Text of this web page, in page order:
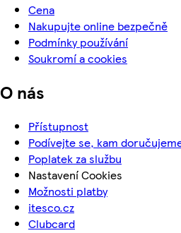
Cena
Nakupujte online bezpečně
Podmínky používání
Soukromí a cookies
O nás
Přístupnost
Podívejte se, kam
Poplatek za službu
Nastavení Cookies
Možnosti platby
itesco.cz
Clubcard